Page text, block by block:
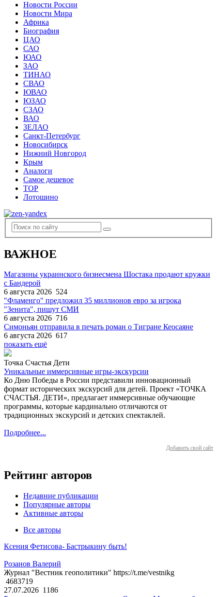
Новости России
Новости Мира
Африка
Биография
ЦАО
САО
ЮАО
ЗАО
ТИНАО
СВАО
ЮВАО
ЮЗАО
СЗАО
ВАО
ЗЕЛАО
Санкт-Петербург
Новосибирск
Нижний Новгород
Крым
Аналоги
Самое дешевое
TOP
Лотошино
ВАЖНОЕ
Магазины украинского бизнесмена Шостака продают кружки
с Бандерой
6 августа 2026 524
"Фламенго" предложил 35 миллионов евро за игрока
"Зенита", пишут СМИ
6 августа 2026 716
Симоньян отправила в печать роман о Тигране Кеосаяне
6 августа 2026 617
показать ещё
Точка Счастья Дети
Уникальные иммерсивные игры-экскурсии
Ко Дню Победы в России представили инновационный
формат исторических экскурсий для детей. Проект «ТОЧКА
СЧАСТЬЯ. ДЕТИ», предлагает иммерсивные обучающие
программы, которые кардинально отличаются от
традиционных экскурсий и детских спектаклей.
Подробнее...
Добавить свой сайт
Рейтинг авторов
Недавние публикации
Популярные авторы
Активные авторы
Все авторы
Ксения Фетисова- Бастрыкину быть!
Розанов Валерий
Журнал "Вестник геополитики" https://t.me/vestnikg
4683719
27.07.2026 1186